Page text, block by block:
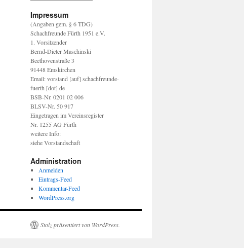
Impressum
(Angaben gem. § 6 TDG)
Schachfreunde Fürth 1951 e.V.
1. Vorsitzender
Bernd-Dieter Maschinski
Beethovenstraße 3
91448 Emskirchen
Email: vorstand [auf] schachfreunde-
fuerth [dot] de
BSB-Nr. 0201 02 006
BLSV-Nr. 50 917
Eingetragen im Vereinsregister
Nr. 1255 AG Fürth
weitere Info:
siehe Vorstandschaft
Administration
Anmelden
Eintrags-Feed
Kommentar-Feed
WordPress.org
Stolz präsentiert von WordPress.